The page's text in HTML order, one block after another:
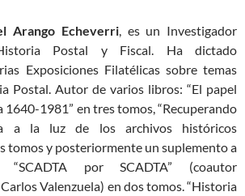
Arango Echeverri, es un Investigador
Postal y Fiscal. Ha dictado
Exposiciones Filatélicas sobre temas
Postal. Autor de varios libros: “El papel
1640-1981” en tres tomos, “Recuperando
a la luz de los archivos históricos
tomos y posteriormente un suplemento a
“SCADTA por SCADTA” (coautor
Valenzuela) en dos tomos. “Historia